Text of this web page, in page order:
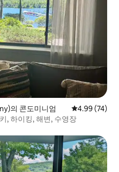
의 콘도미니엄 평점 4.99점(5
4.99 (74)
, 하이킹, 해변, 수영장